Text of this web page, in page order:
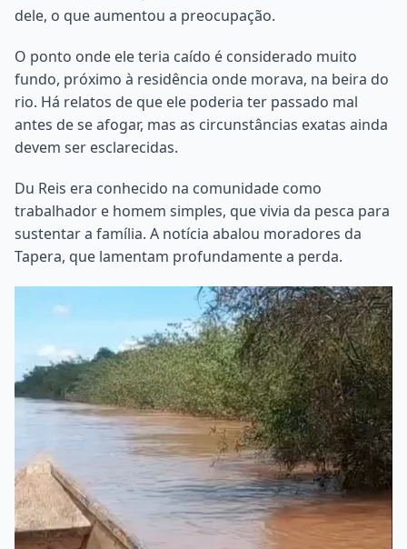
dele, o que aumentou a preocupação.
O ponto onde ele teria caído é considerado muito
fundo, próximo à residência onde morava, na beira do
rio. Há relatos de que ele poderia ter passado mal
antes de se afogar, mas as circunstâncias exatas ainda
devem ser esclarecidas.
Du Reis era conhecido na comunidade como
trabalhador e homem simples, que vivia da pesca para
sustentar a família. A notícia abalou moradores da
Tapera, que lamentam profundamente a perda.